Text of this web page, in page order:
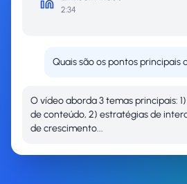
2:34
Quais são os pontos principais
O vídeo aborda 3 temas principais:
de conteúdo, 2) estratégias de
de crescimento...